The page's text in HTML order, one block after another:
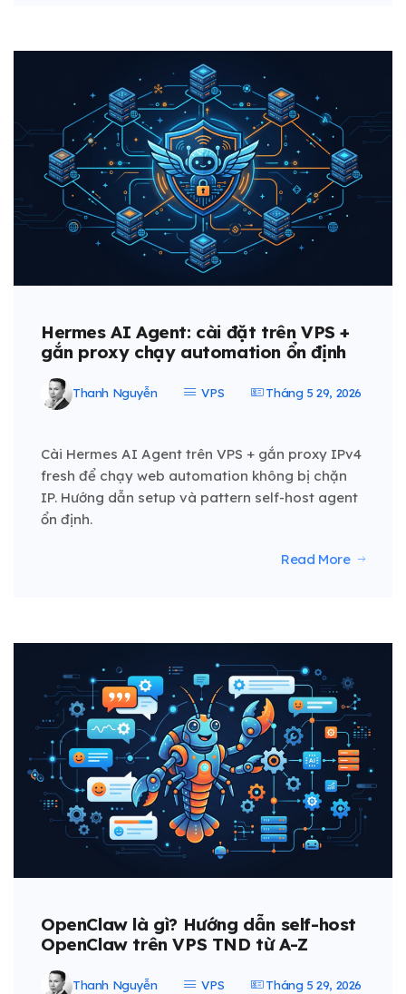
Hermes AI Agent: cài đặt trên VPS +
gắn proxy chạy automation ổn định
Thanh Nguyễn VPS Tháng 5 29, 2026
Cài Hermes AI Agent trên VPS + gắn proxy IPv4
fresh để chạy web automation không bị chặn
IP. Hướng dẫn setup và pattern self-host agent
ổn định.
Read More
OpenClaw là gì? Hướng dẫn self-host
OpenClaw trên VPS TND từ A-Z
Thanh Nguyễn VPS Tháng 5 29, 2026